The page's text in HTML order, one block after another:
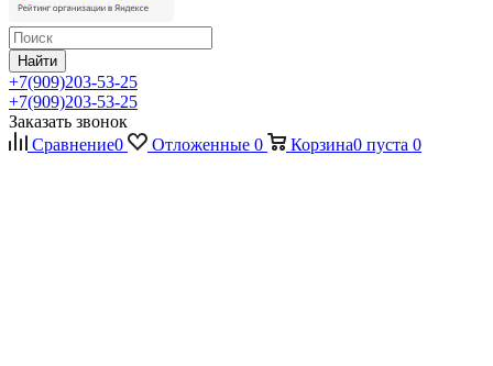
Найти
+7(909)203-53-25
+7(909)203-53-25
Заказать звонок
Сравнение0 Отложенные 0 Корзина0 пуста 0